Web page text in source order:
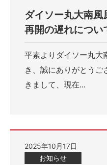
ダイソー丸大南
再開の遅れについ
平素よりダイソー丸大
き、誠にありがとう
きまして、現在...
2025年10月17日
お知らせ